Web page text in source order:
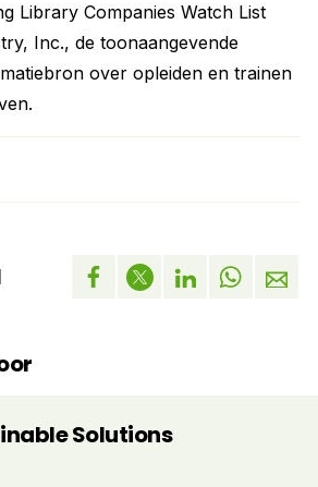
Library Companies Watch List
Inc., de toonaangevende
over opleiden en trainen
Solutions